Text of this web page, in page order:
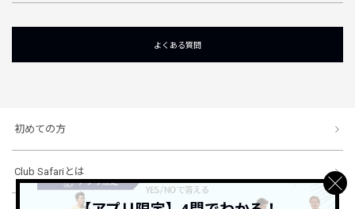
よくある質問
初めての方
Club Safariとは